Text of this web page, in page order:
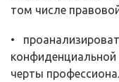
том числе
•
черты